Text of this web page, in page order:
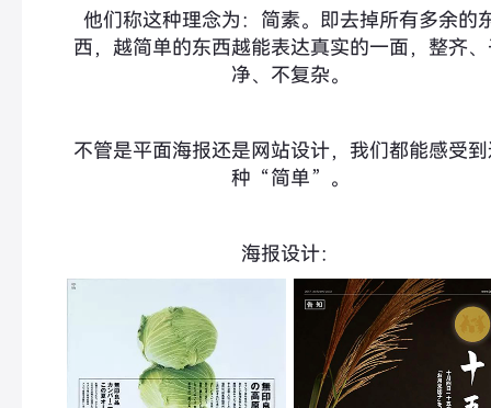
他们称这种理念为：简素。即去掉所有多余的
西，越简单的东西越能表达真实的一面，整齐
净、不复杂。
不管是平面海报还是网站设计，我们都能感受
种“简单”。
海报设计：